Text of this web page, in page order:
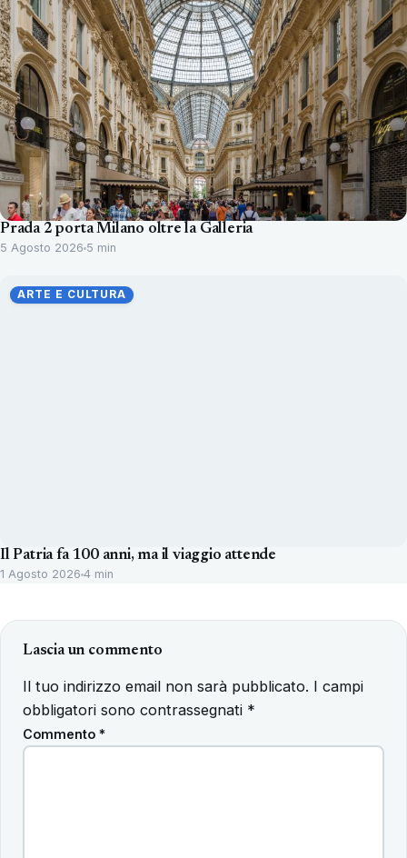
Prada 2 porta Milano oltre la Galleria
5 Agosto 2026 5 min
ARTE E CULTURA
Il Patria fa 100 anni, ma il viaggio attende
1 Agosto 2026 4 min
Lascia un commento
Il tuo indirizzo email non sarà pubblicato. I campi
obbligatori sono contrassegnati *
Commento *